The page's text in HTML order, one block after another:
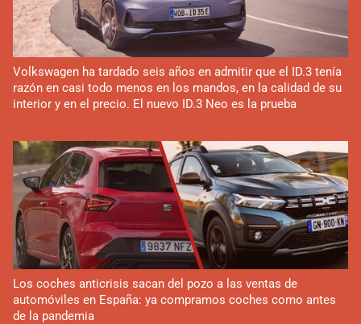
Volkswagen ha tardado seis años en admitir que el ID.3 tenía
razón en casi todo menos en los mandos, en la calidad de su
interior y en el precio. El nuevo ID.3 Neo es la prueba
Los coches anticrisis sacan del pozo a las ventas de
automóviles en España: ya compramos coches como antes
de la pandemia